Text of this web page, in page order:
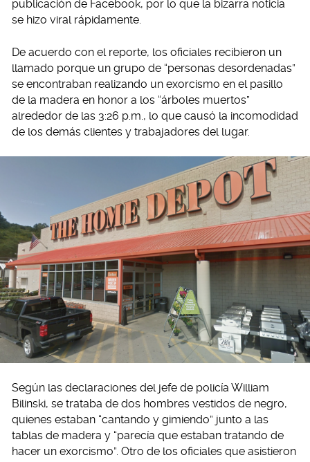
publicación de Facebook, por lo que la bizarra noticia
se hizo viral rápidamente.
De acuerdo con el reporte, los oficiales recibieron un
llamado porque un grupo de “personas desordenadas”
se encontraban realizando un exorcismo en el pasillo
de la madera en honor a los “árboles muertos”
alrededor de las 3:26 p.m., lo que causó la incomodidad
de los demás clientes y trabajadores del lugar.
Según las declaraciones del jefe de policía William
Bilinski, se trataba de dos hombres vestidos de negro,
quienes estaban “cantando y gimiendo” junto a las
tablas de madera y “parecía que estaban tratando de
hacer un exorcismo”. Otro de los oficiales que asistieron